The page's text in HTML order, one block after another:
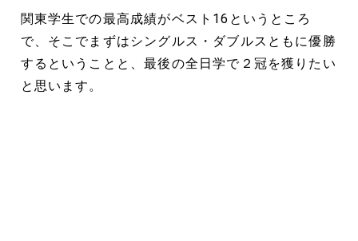
関東学生での最高成績がベスト16というところ
で、そこでまずはシングルス・ダブルスともに優勝
するということと、最後の全日学で２冠を獲りたい
と思います。